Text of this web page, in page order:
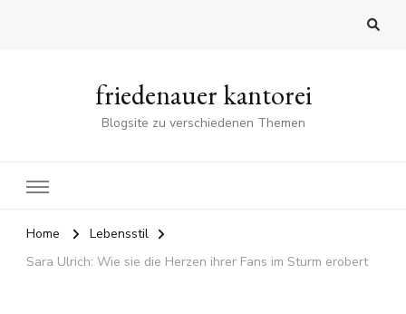
friedenauer kantorei
Blogsite zu verschiedenen Themen
Home
Lebensstil
Sara Ulrich: Wie sie die Herzen ihrer Fans im Sturm erobert